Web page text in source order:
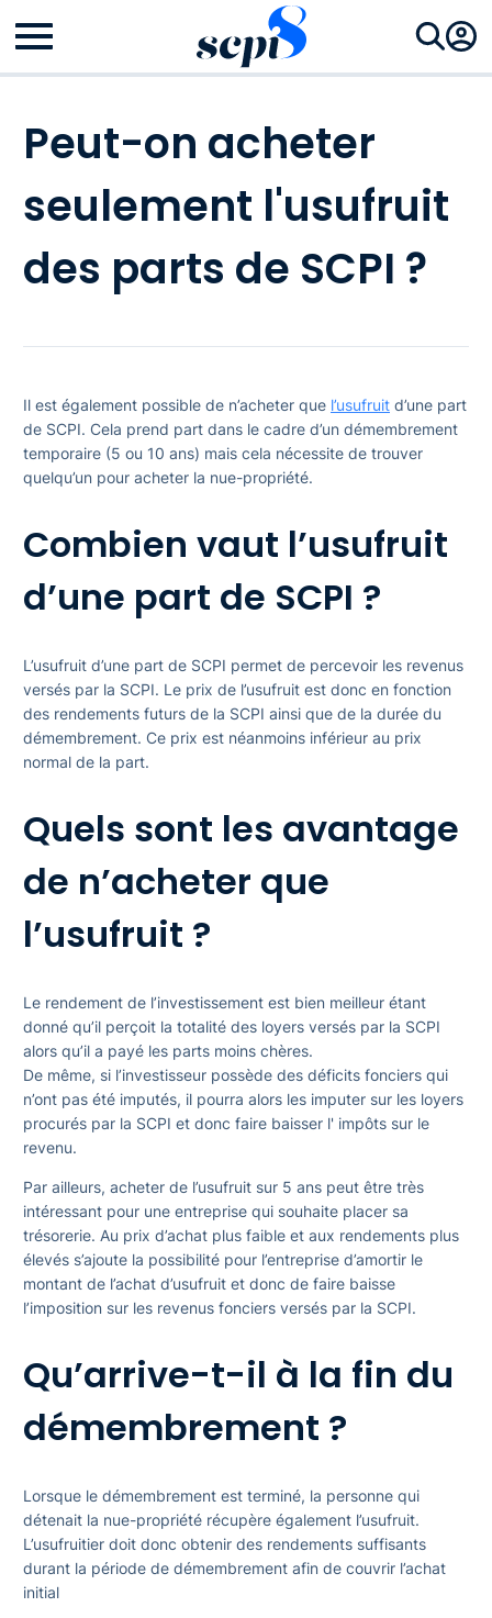
Peut-on acheter
seulement l'usufruit
des parts de SCPI ?
Il est également possible de n’acheter que l’usufruit d’une part
de SCPI. Cela prend part dans le cadre d’un démembrement
temporaire (5 ou 10 ans) mais cela nécessite de trouver
quelqu’un pour acheter la nue-propriété.
Combien vaut l’usufruit
d’une part de SCPI ?
L’usufruit d’une part de SCPI permet de percevoir les revenus
versés par la SCPI. Le prix de l’usufruit est donc en fonction
des rendements futurs de la SCPI ainsi que de la durée du
démembrement. Ce prix est néanmoins inférieur au prix
normal de la part.
Quels sont les avantage
de n’acheter que
l’usufruit ?
Le rendement de l’investissement est bien meilleur étant
donné qu’il perçoit la totalité des loyers versés par la SCPI
alors qu’il a payé les parts moins chères.
De même, si l’investisseur possède des déficits fonciers qui
n’ont pas été imputés, il pourra alors les imputer sur les loyers
procurés par la SCPI et donc faire baisser l' impôts sur le
revenu.
Par ailleurs, acheter de l’usufruit sur 5 ans peut être très
intéressant pour une entreprise qui souhaite placer sa
trésorerie. Au prix d’achat plus faible et aux rendements plus
élevés s’ajoute la possibilité pour l’entreprise d’amortir le
montant de l’achat d’usufruit et donc de faire baisse
l’imposition sur les revenus fonciers versés par la SCPI.
Qu’arrive-t-il à la fin du
démembrement ?
Lorsque le démembrement est terminé, la personne qui
détenait la nue-propriété récupère également l’usufruit.
L’usufruitier doit donc obtenir des rendements suffisants
durant la période de démembrement afin de couvrir l’achat
initial